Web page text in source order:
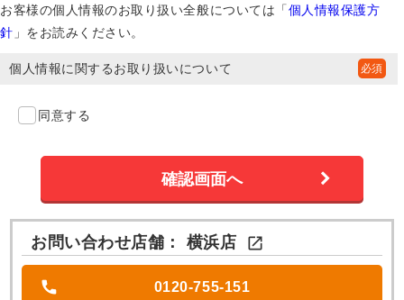
お客様の個人情報のお取り扱い全般については「個人情報保護方
針 」をお読みください。
個人情報に関するお取り扱いについて
同意する
お問い合わせ店舗： 横浜店 
0120-755-151